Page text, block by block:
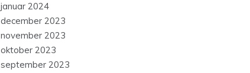
januar 2024
december 2023
november 2023
oktober 2023
september 2023